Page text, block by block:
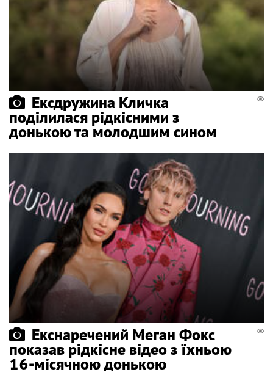
Ексдружина Кличка
поділилася рідкісними з
донькою та молодшим сином
Екснаречений Меган Фокс
показав рідкісне відео з їхньою
16-місячною донькою